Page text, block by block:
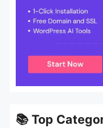
📚 Top